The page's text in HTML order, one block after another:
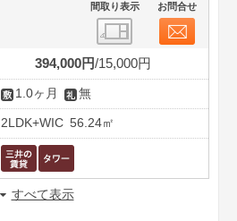
間取り表示 お問合せ
394,000円 15,000円
1.0ヶ月 無
2LDK+WIC 56.24㎡
すべて表示